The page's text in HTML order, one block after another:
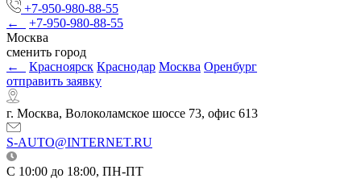
+7-950-980-88-55
←
+7-950-980-88-55
Москва
сменить город
←
Красноярск Краснодар Москва Оренбург
отправить заявку
г. Москва, Волоколамское шоссе 73, офис 613
S-AUTO@INTERNET.RU
C 10:00 до 18:00, ПН-ПТ